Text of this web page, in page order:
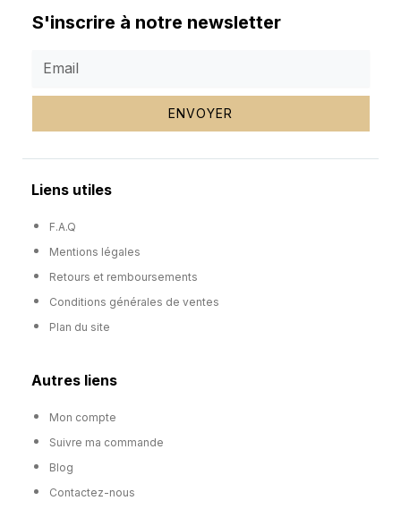
S'inscrire à notre newsletter
ENVOYER
Liens utiles
F.A.Q
Mentions légales
Retours et remboursements
Conditions générales de ventes
Plan du site
Autres liens
Mon compte
Suivre ma commande
Blog
Contactez-nous